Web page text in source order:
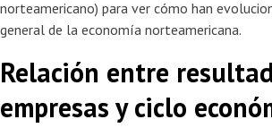
norteamericano) para ver cómo han
general de la economía norteamericana.
Relación entre
empresas y ciclo